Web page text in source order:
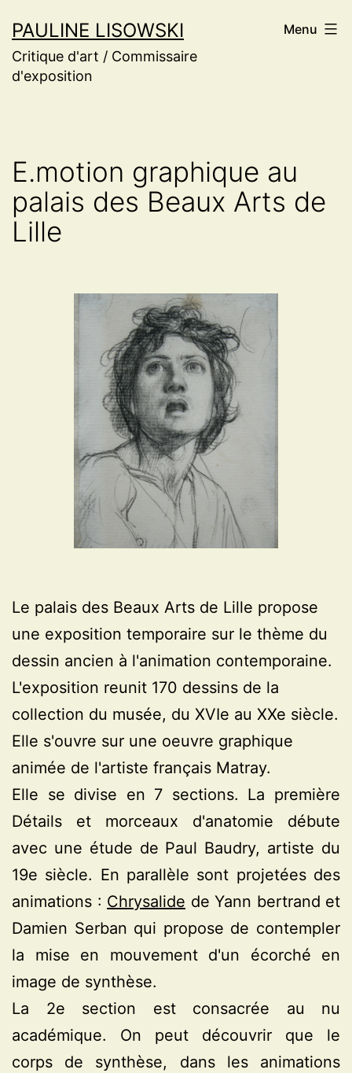
au
contenu
PAULINE LISOWSKI
Critique d'art / Commissaire
d'exposition
Menu
E.motion graphique au
palais des Beaux Arts de
Lille
Le palais des Beaux Arts de Lille propose
une exposition temporaire sur le thème du
dessin ancien à l'animation contemporaine.
L'exposition reunit 170 dessins de la
collection du musée, du XVIe au XXe siècle.
Elle s'ouvre sur une oeuvre graphique
animée de l'artiste français Matray.
Elle se divise en 7 sections. La première
Détails et morceaux d'anatomie débute
avec une étude de Paul Baudry, artiste du
19e siècle. En parallèle sont projetées des
animations : Chrysalide de Yann bertrand et
Damien Serban qui propose de contempler
la mise en mouvement d'un écorché en
image de synthèse.
La 2e section est consacrée au nu
académique. On peut découvrir que le
corps de synthèse, dans les animations